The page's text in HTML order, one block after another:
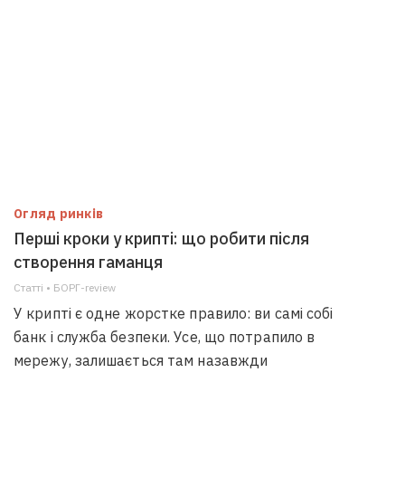
Огляд ринків
Перші кроки у крипті: що робити після
створення гаманця
Статті • БОРГ-review
У крипті є одне жорстке правило: ви самі собі
банк і служба безпеки. Усе, що потрапило в
мережу, залишається там назавжди